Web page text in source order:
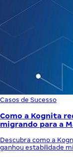
Casos de Sucesso
Como a Kognita
migrando para a
Descubra como a
ganhou estabilidade